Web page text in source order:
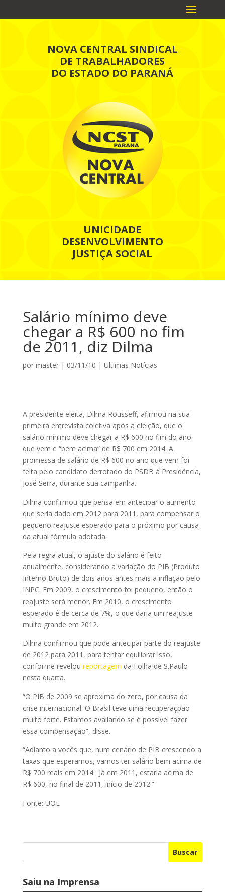
NOVA CENTRAL SINDICAL
DE TRABALHADORES
DO ESTADO DO PARANÁ
UNICIDADE
DESENVOLVIMENTO
JUSTIÇA SOCIAL
Salário mínimo deve
chegar a R$ 600 no fim
de 2011, diz Dilma
por master| 03/11/10 | Ultimas Notícias
A presidente eleita, Dilma Rousseff, afirmou na sua
primeira entrevista coletiva após a eleição, que o
salário mínimo deve chegar a R$ 600 no fim do ano
que vem e “bem acima” de R$ 700 em 2014. A
promessa de salário de R$ 600 no ano que vem foi
feita pelo candidato derrotado do PSDB à Presidência,
José Serra, durante sua campanha.
Dilma confirmou que pensa em antecipar o aumento
que seria dado em 2012 para 2011, para compensar o
pequeno reajuste esperado para o próximo por causa
da atual fórmula adotada.
Pela regra atual, o ajuste do salário é feito
anualmente, considerando a variação do PIB (Produto
Interno Bruto) de dois anos antes mais a inflação pelo
INPC. Em 2009, o crescimento foi pequeno, então o
reajuste será menor. Em 2010, o crescimento
esperado é de cerca de 7%, o que daria um reajuste
muito grande em 2012.
Dilma confirmou que pode antecipar parte do reajuste
de 2012 para 2011, para tentar equilibrar isso,
conforme revelou reportagem da Folha de S.Paulo
nesta quarta.
“O PIB de 2009 se aproxima do zero, por causa da
crise internacional. O Brasil teve uma recuperaçpão
muito forte. Estamos avaliando se é possível fazer
essa compensação”, disse.
“Adianto a vocês que, num cenário de PIB crescendo a
taxas que esperamos, vamos ter salário bem acima de
R$ 700 reais em 2014. Já em 2011, estaria acima de
R$ 600, no final de 2011, início de 2012.”
Fonte: UOL
Buscar
Saiu na Imprensa